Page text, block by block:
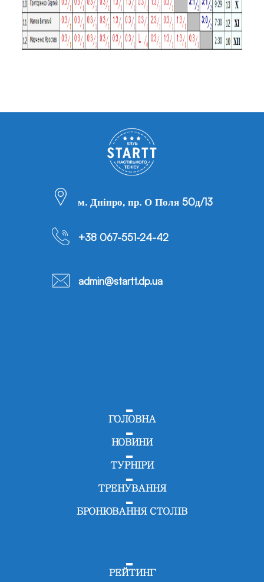
м. Дніпро, пр. О Поля 50д/13
+38 067-551-24-42
admin@startt.dp.ua
ГОЛОВНА
НОВИНИ
ТУРНІРИ
ТРЕНУВАННЯ
БРОНЮВАННЯ СТОЛІВ
РЕЙТИНГ